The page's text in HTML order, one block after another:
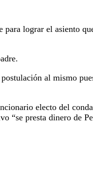
lograr el asiento
al mismo
electo del
presta dinero de